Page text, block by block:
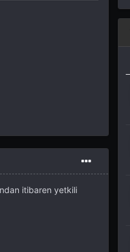
itibaren yetkili